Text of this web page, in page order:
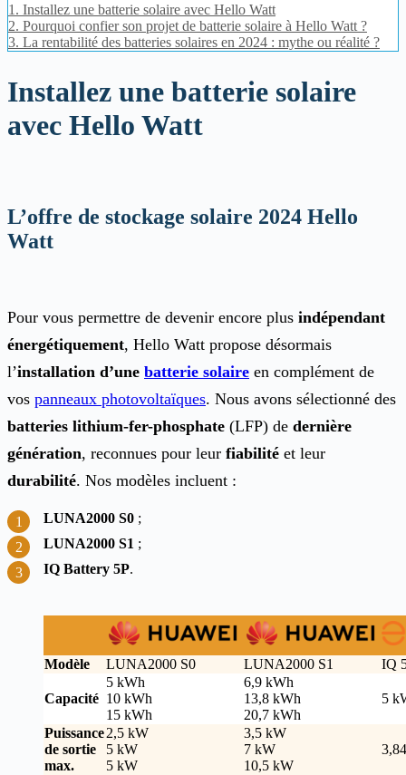
1. Installez une batterie solaire avec Hello Watt
2. Pourquoi confier son projet de batterie solaire à Hello Watt ?
3. La rentabilité des batteries solaires en 2024 : mythe ou réalité ?
Installez une batterie solaire
avec Hello Watt
L’offre de stockage solaire 2024 Hello
Watt
Pour vous permettre de devenir encore plus indépendant
énergétiquement, Hello Watt propose désormais
l’installation d’une batterie solaire en complément de
vos panneaux photovoltaïques. Nous avons sélectionné des
batteries lithium-fer-phosphate (LFP) de dernière
génération, reconnues pour leur fiabilité et leur
durabilité. Nos modèles incluent :
LUNA2000 S0 ;
LUNA2000 S1 ;
IQ Battery 5P.
Modèle LUNA2000 S0 LUNA2000 S1 IQ
Capacité
5 kWh
10 kWh
15 kWh
6,9 kWh
13,8 kWh
20,7 kWh
5
Puissance
de sortie
max.
2,5 kW
5 kW
5 kW
3,5 kW
7 kW
10,5 kW